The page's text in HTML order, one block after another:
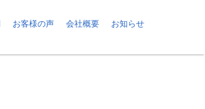
お客様の声 会社概要 お知らせ